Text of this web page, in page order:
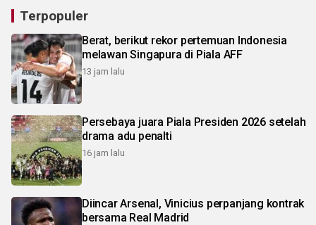
Terpopuler
Berat, berikut rekor pertemuan Indonesia
melawan Singapura di Piala AFF
13 jam lalu
Persebaya juara Piala Presiden 2026 setelah
drama adu penalti
16 jam lalu
Diincar Arsenal, Vinicius perpanjang kontrak
bersama Real Madrid